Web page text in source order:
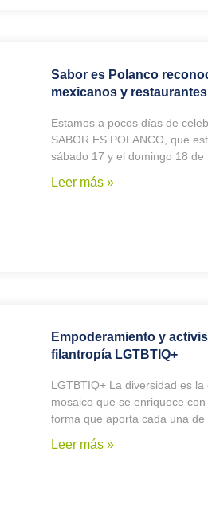
Sabor es Polanco
mexicanos y restaurantes
Estamos a pocos días de
SABOR ES POLANCO, que
sábado 17 y el domingo 18 de
Leer más »
Empoderamiento y
filantropía LGTBTIQ+
LGTBTIQ+ La diversidad es
mosaico que se enriquece
forma que aporta cada una
Leer más »